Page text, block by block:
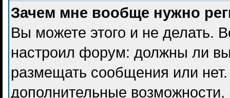
Зачем мне вообще нужно
Вы можете этого и не делать.
настроил форум: должны ли вы
размещать сообщения или
дополнительные